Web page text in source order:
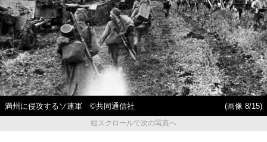
満州に侵攻するソ連軍 ©共同通信社
(画像 8/15)
縦スクロールで次の写真へ